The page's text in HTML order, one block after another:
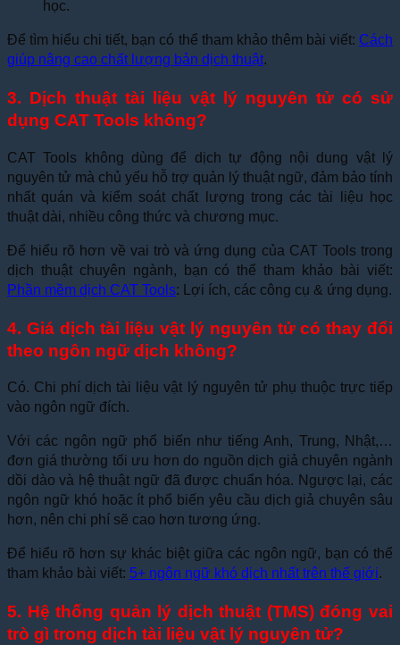
học.
Để tìm hiểu chi tiết, bạn có thể tham khảo thêm bài viết: Cách
giúp nâng cao chất lượng bản dịch thuật.
3. Dịch thuật tài liệu vật lý nguyên tử có sử
dụng CAT Tools không?
CAT Tools không dùng để dịch tự động nội dung vật lý
nguyên tử mà chủ yếu hỗ trợ quản lý thuật ngữ, đảm bảo tính
nhất quán và kiểm soát chất lượng trong các tài liệu học
thuật dài, nhiều công thức và chương mục.
Để hiểu rõ hơn về vai trò và ứng dụng của CAT Tools trong
dịch thuật chuyên ngành, bạn có thể tham khảo bài viết:
Phần mềm dịch CAT Tools: Lợi ích, các công cụ & ứng dụng.
4. Giá dịch tài liệu vật lý nguyên tử có thay đổi
theo ngôn ngữ dịch không?
Có. Chi phí dịch tài liệu vật lý nguyên tử phụ thuộc trực tiếp
vào ngôn ngữ đích.
Với các ngôn ngữ phổ biến như tiếng Anh, Trung, Nhật,…
đơn giá thường tối ưu hơn do nguồn dịch giả chuyên ngành
dồi dào và hệ thuật ngữ đã được chuẩn hóa. Ngược lại, các
ngôn ngữ khó hoặc ít phổ biến yêu cầu dịch giả chuyên sâu
hơn, nên chi phí sẽ cao hơn tương ứng.
Để hiểu rõ hơn sự khác biệt giữa các ngôn ngữ, bạn có thể
tham khảo bài viết: 5+ ngôn ngữ khó dịch nhất trên thế giới.
5. Hệ thống quản lý dịch thuật (TMS) đóng vai
trò gì trong dịch tài liệu vật lý nguyên tử?